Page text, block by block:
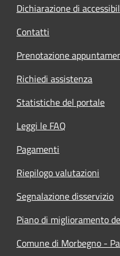
Dichiarazione di
Contatti
Prenotazione
Richiedi assistenza
Statistiche del portale
Leggi le FAQ
Pagamenti
Riepilogo valutazioni
Segnalazione disservizio
Piano di miglioramento
Comune di Morbegno -